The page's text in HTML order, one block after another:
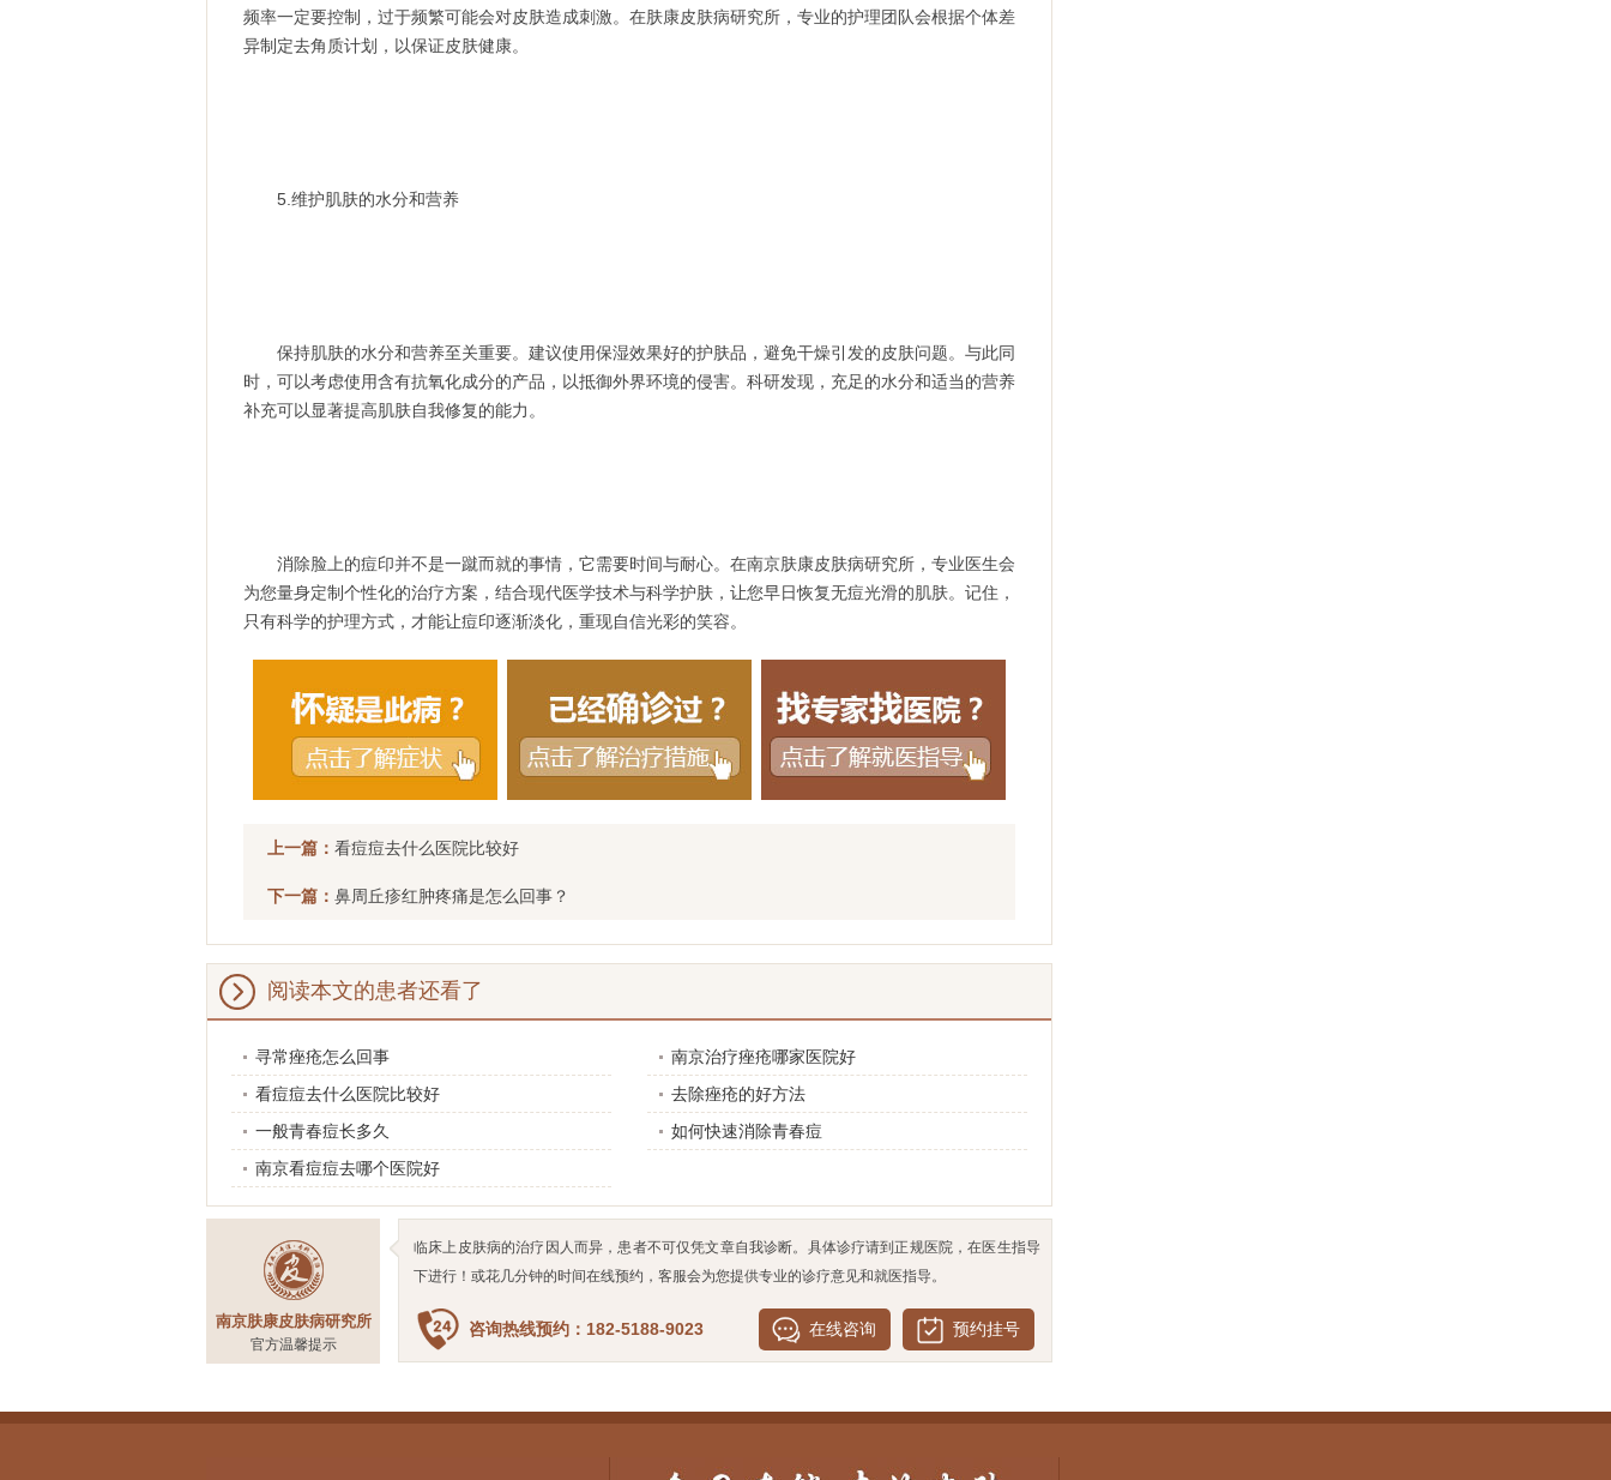
频率一定要控制，过于频繁可能会对皮肤造成刺激。在肤康皮肤病研究所，专业的护理团队会根据个体差
异制定去角质计划，以保证皮肤健康。
5.维护肌肤的水分和营养
保持肌肤的水分和营养至关重要。建议使用保湿效果好的护肤品，避免干燥引发的皮肤问题。与此同
时，可以考虑使用含有抗氧化成分的产品，以抵御外界环境的侵害。科研发现，充足的水分和适当的营养
补充可以显著提高肌肤自我修复的能力。
消除脸上的痘印并不是一蹴而就的事情，它需要时间与耐心。在南京肤康皮肤病研究所，专业医生会
为您量身定制个性化的治疗方案，结合现代医学技术与科学护肤，让您早日恢复无痘光滑的肌肤。记住，
只有科学的护理方式，才能让痘印逐渐淡化，重现自信光彩的笑容。
上一篇： 看痘痘去什么医院比较好
下一篇： 鼻周丘疹红肿疼痛是怎么回事？
阅读本文的患者还看了
寻常痤疮怎么回事
南京治疗痤疮哪家医院好
看痘痘去什么医院比较好
去除痤疮的好方法
一般青春痘长多久
如何快速消除青春痘
南京看痘痘去哪个医院好
南京肤康皮肤病研究所
官方温馨提示
临床上皮肤病的治疗因人而异，患者不可仅凭文章自我诊断。具体诊疗请到正规医院，在医生指导
下进行！或花几分钟的时间在线预约，客服会为您提供专业的诊疗意见和就医指导。
咨询热线预约：182-5188-9023 在线咨询 预约挂号